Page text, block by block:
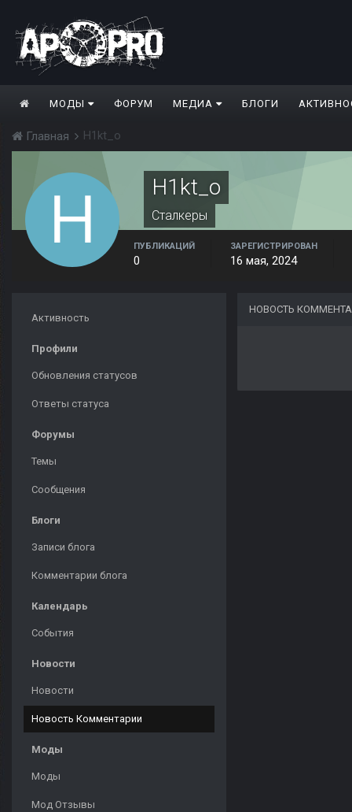
МОДЫ ФОРУМ МЕДИА БЛОГИ
Главная H1kt_o
H1kt_o
Сталкеры
ПУБЛИКАЦИЙ
0
ЗАРЕГИСТРИРОВАН
16 мая, 2024
Активность
Профили
Обновления статусов
Ответы статуса
Форумы
Темы
Сообщения
Блоги
Записи блога
Комментарии блога
Календарь
События
Новости
Новости
Новость Комментарии
Моды
Моды
Мод Отзывы
НОВОСТЬ